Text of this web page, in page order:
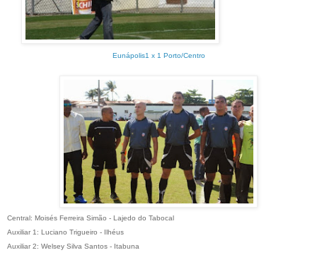
Eunápolis1 x 1 Porto/Centro
Central: Moisés Ferreira Simão - Lajedo do Tabocal
Auxiliar 1: Luciano Trigueiro - Ilhéus
Auxiliar 2: Welsey Silva Santos - Itabuna